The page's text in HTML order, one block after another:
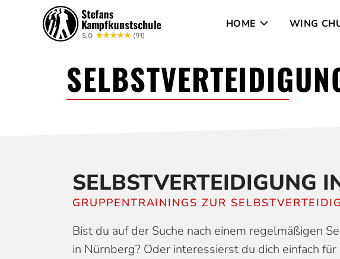
HOME WING
SELBSTVERTEIDIGUNG
GRUPPENTRAININGS ZUR
Bist du auf der Suche nach einem regelmäßigen
in Nürnberg? Oder interessierst du dich einfach für